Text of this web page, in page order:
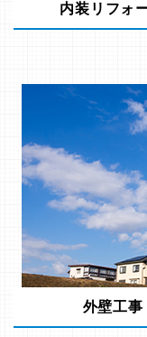
内装リフォ
外壁工事